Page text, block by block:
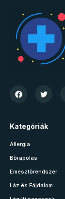
Kategóriák
Allergia
Bőrápolás
Emésztőrendszer
Láz és Fájdalom